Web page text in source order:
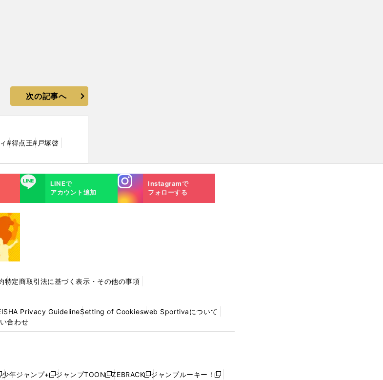
次の記事へ
#得点王#戸塚啓
LINE
LINEで
アカウント追加
Instagra
m
Instagramで
フォローする
特定商取引法に基づく表示・その他の事項
Privacy GuidelineSetting of Cookiesweb Sportivaについて
合わせ
少年ジャンプ+
新 ジャンプTOON
新 ZEBRACK
新 ジャンプルーキー！
新